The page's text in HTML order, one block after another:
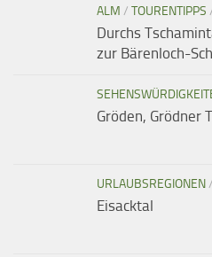
ALM / TOURENTIPPS
Durchs
zur Bärenloch-
Gröden, Grödner
URLAUBSREGIONEN/
Eisacktal